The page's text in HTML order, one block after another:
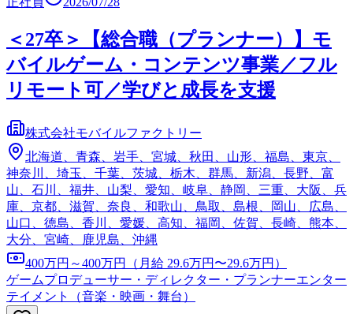
＜27卒＞【総合職（プランナー）】モ
バイルゲーム・コンテンツ事業／フル
リモート可／学びと成長を支援
株式会社モバイルファクトリー
北海道、青森、岩手、宮城、秋田、山形、福島、東京、
神奈川、埼玉、千葉、茨城、栃木、群馬、新潟、長野、富
山、石川、福井、山梨、愛知、岐阜、静岡、三重、大阪、兵
庫、京都、滋賀、奈良、和歌山、鳥取、島根、岡山、広島、
山口、徳島、香川、愛媛、高知、福岡、佐賀、長崎、熊本、
大分、宮崎、鹿児島、沖縄
400万円～400万円（月給 29.6万円〜29.6万円）
ゲームプロデューサー・ディレクター・プランナーエンター
テイメント（音楽・映画・舞台）